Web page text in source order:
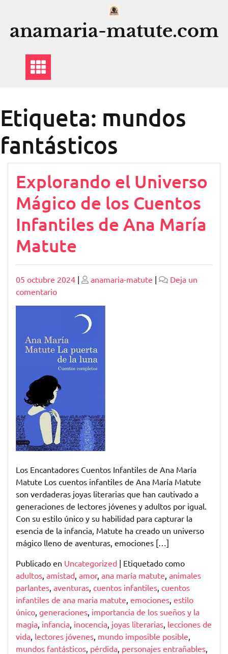
contenido
anamaria-matute.com
Etiqueta: mundos
fantásticos
Explorando el Universo
Mágico de los Cuentos
Infantiles de Ana María
Matute
Publicado
05 octubre 2024 | Publicado
anamaria-matute |
Deja un
comentarioen
Explorando
Universo
Mágico
de
los
Cuentos
Infantiles
de
Ana
María
Matute
Los Encantadores Cuentos Infantiles de Ana María
Matute Los cuentos infantiles de Ana María Matute
son verdaderas joyas literarias que han cautivado a
generaciones de lectores jóvenes y adultos por igual.
Con su estilo único y su habilidad para capturar la
esencia de la infancia, Matute ha creado un universo
mágico lleno de aventuras, emociones […]
Publicado en Uncategorized | Etiquetado como
adultos, amistad, amor, ana maría matute, animales
parlantes, aventuras, cuentos infantiles, cuentos
infantiles de ana maria matute, emociones, estilo
único, generaciones, importancia de los sueños y la
magia, infancia, inocencia, joyas literarias, lecciones de
vida, lectores jóvenes, mundo imposible posible,
mundos fantásticos, pérdida, personajes entrañables,